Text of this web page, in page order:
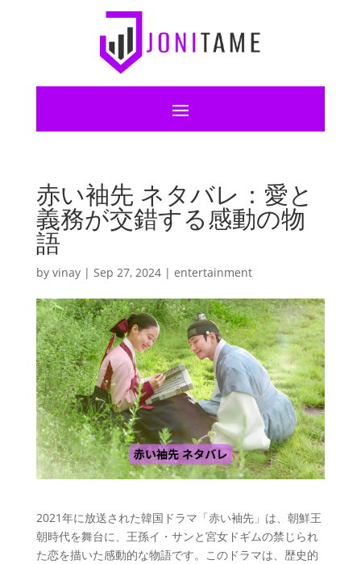
赤い袖先 ネタバレ：愛と
義務が交錯する感動の物
語
by vinay| Sep 27, 2024| entertainment
2021年に放送された韓国ドラマ「赤い袖先」は、朝鮮王
朝時代を舞台に、王孫イ・サンと宮女ドギムの禁じられ
た恋を描いた感動的な物語です。このドラマは、歴史的